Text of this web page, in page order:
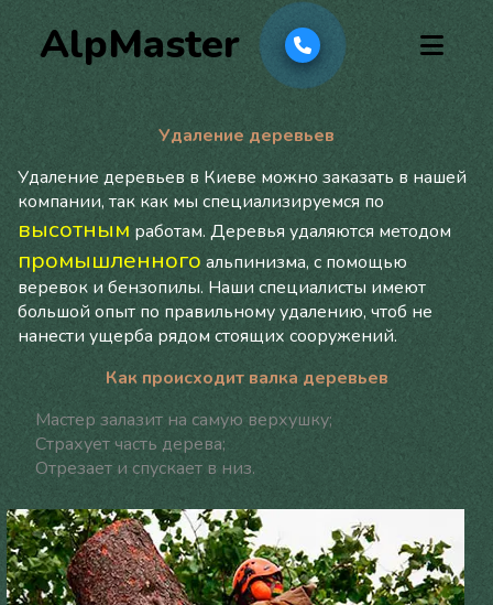
AlpMaster
Удаление деревьев
Удаление деревьев в Киеве можно заказать в нашей
компании, так как мы специализируемся по
высотным работам. Деревья удаляются методом
промышленного альпинизма, с помощью
веревок и бензопилы. Наши специалисты имеют
большой опыт по правильному удалению, чтоб не
нанести ущерба рядом стоящих сооружений.
Как происходит валка деревьев
Мастер залазит на самую верхушку;
Страхует часть дерева;
Отрезает и спускает в низ.